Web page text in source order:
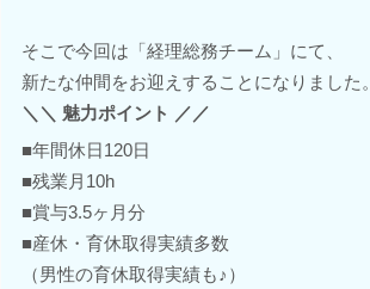
そこで今回は「経理総務チーム」にて、
新たな仲間をお迎えすることになりました。
＼＼ 魅力ポイント ／／
■年間休日120日
■残業月10h
■賞与3.5ヶ月分
■産休・育休取得実績多数
（男性の育休取得実績も♪）